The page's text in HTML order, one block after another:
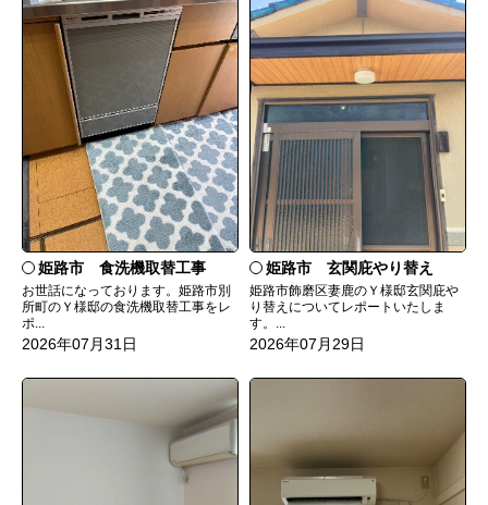
姫路市 食洗機取替工事
お世話になっております。姫路市別
所町のＹ様邸の食洗機取替工事をレ
ポ...
2026年07月31日
姫路市 玄関庇やり替え
姫路市飾磨区妻鹿のＹ様邸玄関庇や
り替えについてレポートいたしま
す。...
2026年07月29日